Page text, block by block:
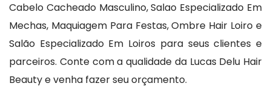
Cabelo Cacheado Masculino, Salao Especializado Em
Mechas, Maquiagem Para Festas, Ombre Hair Loiro e
Salão Especializado Em Loiros para seus clientes e
parceiros. Conte com a qualidade da Lucas Delu Hair
Beauty e venha fazer seu orçamento.